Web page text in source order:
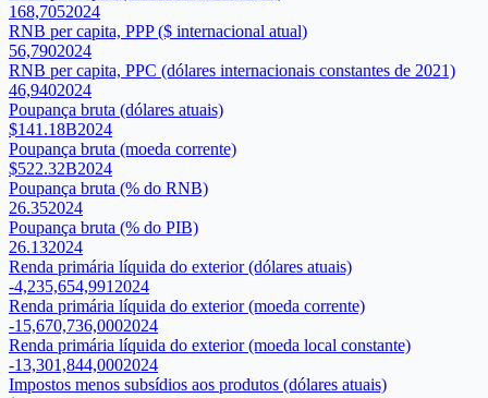
168,7052024
RNB per capita, PPP ($ internacional atual)
56,7902024
RNB per capita, PPC (dólares internacionais constantes de 2021)
46,9402024
Poupança bruta (dólares atuais)
$141.18B2024
Poupança bruta (moeda corrente)
$522.32B2024
Poupança bruta (% do RNB)
26.352024
Poupança bruta (% do PIB)
26.132024
Renda primária líquida do exterior (dólares atuais)
-4,235,654,991 2024
Renda primária líquida do exterior (moeda corrente)
-15,670,736,0002024
Renda primária líquida do exterior (moeda local constante)
-13,301,844,0002024
Impostos menos subsídios aos produtos (dólares atuais)